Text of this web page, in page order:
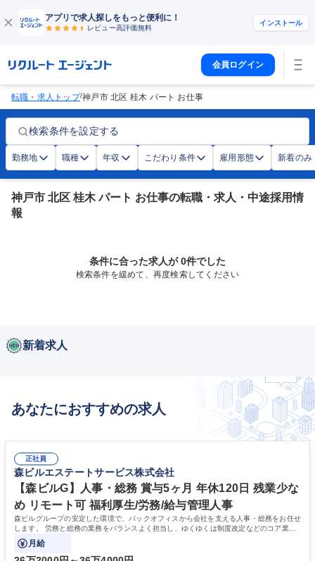
アプリで求人探しをもっと便利に！
レビュー高評価無料
インストール
会員ログイン
転職・求人トップ/神戸市 北区 桂木 パート お仕事
検索条件を設定する
勤務地 職種 年収 こだわり条件 雇用形態 新着のみ
神戸市 北区 桂木 パート お仕事の転職・求人・中途採用情
報
条件に合った求人が 0件でした
検索条件を緩めて、再度検索してください
新着求人
あなたにおすすめの求人
正社員
森ビルエステートサービス株式会社
【森ビルG】人事・総務 賞与5ヶ月 年休120日 残業少な
め リモート可 福利厚生/労務/給与管理人事
森ビルグループの安定した環境で、バックオフィスから会社を支える人事・総務をお任せ
します。 労務と総務の業務をバランスよく担当し、ゆくゆくは制度改定などのコア業務
にも挑戦できる、やりがいある環境です。
月給